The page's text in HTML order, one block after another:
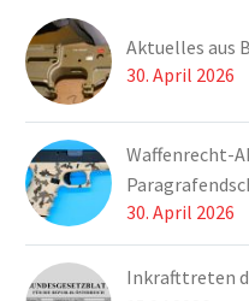
Aktuelles aus
30. April 2026
Waffenrecht-
30. April 2026
Inkrafttreten